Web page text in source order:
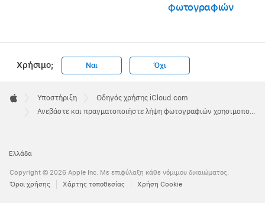
φωτογραφιών
Χρήσιμο; Ναι Όχι
Footer

Apple
Υποστήριξη
Οδηγός χρήσης iCloud.com
Ανεβάστε και πραγματοποιήστε λήψη φωτογραφιών χρησιμοποιώντας το iCloud.com
Ελλάδα
Copyright © 2026 Apple Inc. Με επιφύλαξη κάθε νόμιμου δικαιώματος.
Όροι χρήσης
Χάρτης τοποθεσίας Χρήση Cookie